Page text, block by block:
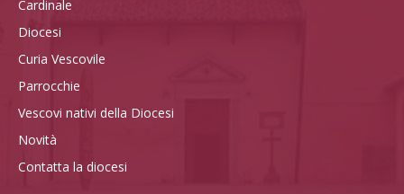
Cardinale
Diocesi
Curia Vescovile
Parrocchie
Vescovi nativi della Diocesi
Novità
Contatta la diocesi